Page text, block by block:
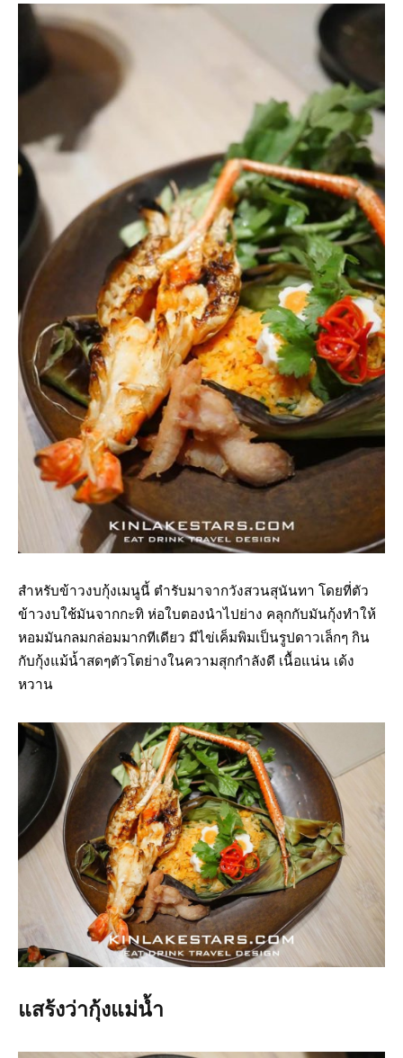
สำหรับข้าวงบกุ้งเมนูนี้ ตำรับมาจากวังสวนสุนันทา โดยที่ตัว
ข้าวงบใช้มันจากกะทิ ห่อใบตองนำไปย่าง คลุกกับมันกุ้งทำให้
หอมมันกลมกล่อมมากทีเดียว มีไข่เค็มพิมเป็นรูปดาวเล็กๆ กิน
กับกุ้งแม้น้ำสดๆตัวโตย่างในความสุกกำลังดี เนื้อแน่น เด้ง
หวาน
แสร้งว่ากุ้งแม่น้ำ